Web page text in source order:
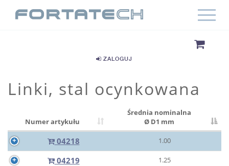
ZALOGUJ
Linki, stal ocynkowana
Numer artykułu
Średnia nominalna
Ø D1 mm
04218 1.00
04219 1.25